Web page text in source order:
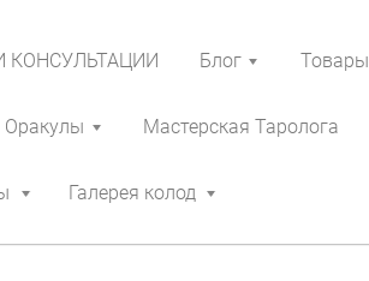
КОНСУЛЬТАЦИИ Блог Товары
Оракулы Мастерская Таролога
Галерея колод